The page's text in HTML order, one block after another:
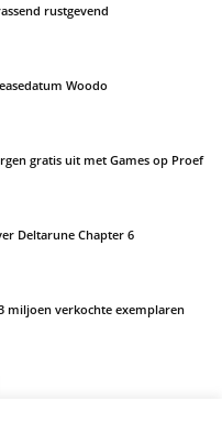
rustgevend
Woodo
gratis uit met Games op Proef
Deltarune Chapter 6
miljoen verkochte exemplaren